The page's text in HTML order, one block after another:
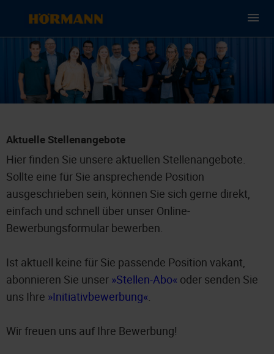
Aktuelle Stellenangebote
Hier finden Sie unsere aktuellen Stellenangebote.
Sollte eine für Sie ansprechende Position
ausgeschrieben sein, können Sie sich gerne direkt,
einfach und schnell über unser Online-
Bewerbungsformular bewerben.
Ist aktuell keine für Sie passende Position vakant,
abonnieren Sie unser Stellen-Abo oder senden Sie
uns Ihre Initiativbewerbung .
Wir freuen uns auf Ihre Bewerbung!